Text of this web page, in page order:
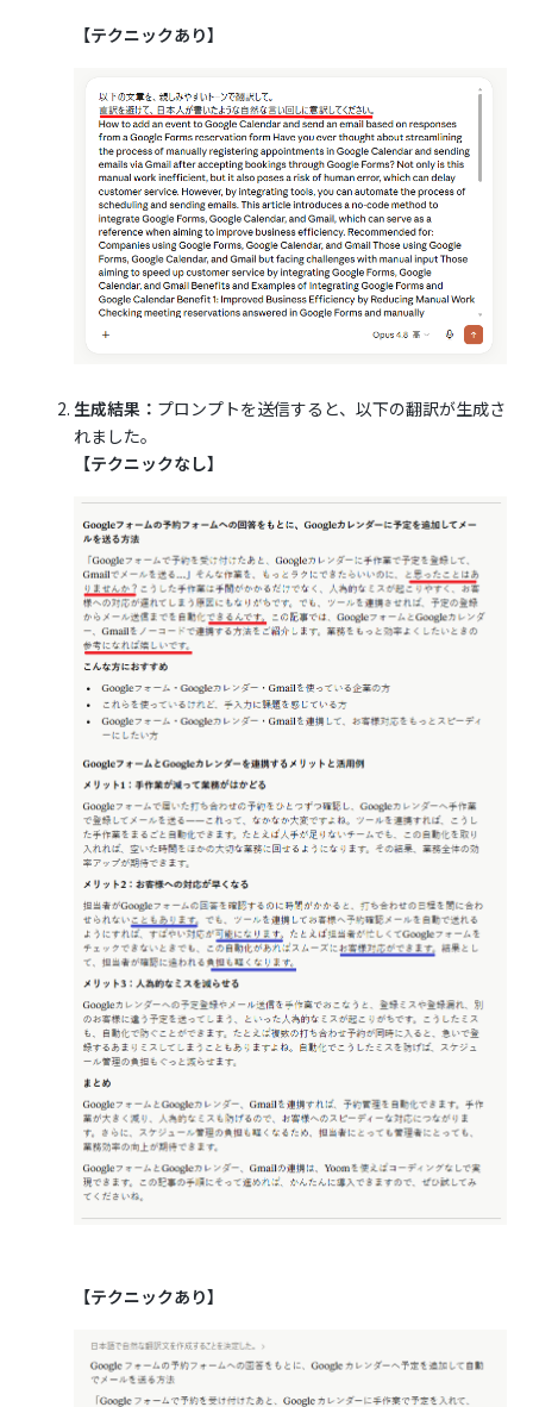
【テクニックあり】
生成結果： プロンプトを送信すると、以下の翻訳が生成さ
れました。
【テクニックなし】
【テクニックあり】